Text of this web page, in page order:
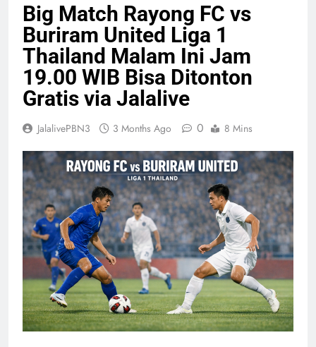
Big Match Rayong FC vs
Buriram United Liga 1
Thailand Malam Ini Jam
19.00 WIB Bisa Ditonton
Gratis via Jalalive
JalalivePBN3 3 Months Ago 0 8 Mins